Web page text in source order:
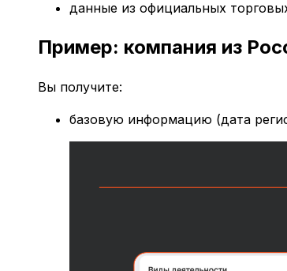
данные из официальных
Пример: компания из
Вы получите:
базовую информацию (дата